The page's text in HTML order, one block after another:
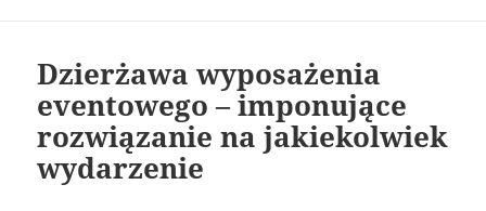
Dzierżawa wyposażenia
eventowego – imponujące
rozwiązanie na jakiekolwiek
wydarzenie